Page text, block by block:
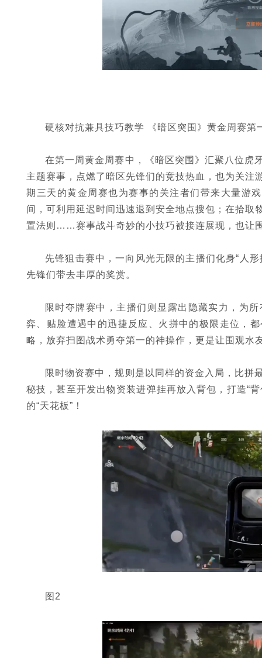
硬核对抗兼具技巧教学 《暗区突围》黄金周赛第
在第一周黄金周赛中，《暗区突围》汇聚八位虎
主题赛事，点燃了暗区先锋们的竞技热血，也为关
期三天的黄金周赛也为赛事的关注者们带来大量游
间，可利用延迟时间迅速退到安全地点搜包；在拾
置法则……赛事战斗奇妙的小技巧被接连展现，也让
先锋狙击赛中，一向风光无限的主播们化身“人
先锋们带去丰厚的奖赏。
限时夺牌赛中，主播们则显露出隐藏实力，为
弈、贴脸遭遇中的迅捷反应、火拼中的极限走位，
略，放弃扫图战术勇夺第一的神操作，更是让围观水
限时物资赛中，规则是以同样的资金入局，比拼
秘技，甚至开发出物资装进弹挂再放入背包，打造“
的“天花板”！
图2